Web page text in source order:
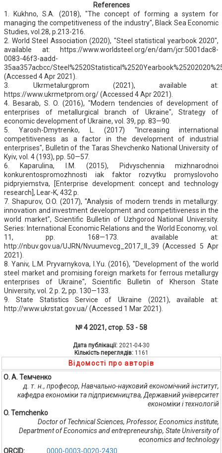
References
1. Kukhno, S.A. (2018), "The concept of forming a system for
managing the competitiveness of the industry", Black Sea Economic
Studies, vol.28, p.213-216.
2. World Steel Association (2020), "Steel statistical yearbook 2020",
available at: https://www.worldsteel.org/en/dam/jcr:5001dac8-
0083-46f3-aadd-
35aa357acbcc/
(Accessed 4 Apr 2021).
3. Ukrmetalurgprom (2021), available at:
https://www.ukrmetprom.org/ (Accessed 4 Apr 2021).
4. Besarab, S. O. (2016), "Modern tendencies of development of
enterprises of metallurgical branch of Ukraine", Strategy of
economic development of Ukraine, vol. 39, pp. 83—90.
5. Yarosh-Dmytrenko, L. (2017) "Increasing international
competitiveness as a factor in the development of industrial
enterprises", Bulletin of the Taras Shevchenko National University of
Kyiv, vol. 4 (193), pp. 50—57.
6. Kaparulina, І.М. (2015), Pidvyschennia mizhnarodnoi
konkurentospromozhnosti iak faktor rozvytku promyslovoho
pidpryiemstva, [Enterprise development: concept and technology
research], Lear-K, 432 p.
7. Shapurov, O.O. (2017), "Analysis of modern trends in metallurgy:
innovation and investment development and competitiveness in the
world market", Scientific Bulletin of Uzhgorod National University.
Series: International Economic Relations and the World Economy, vol.
11, pp. 168—173. available at:
http://nbuv.gov.ua/UJRN/Nvuumevcg_2017_ll_39 (Accessed 5 Apr
2021).
8. Yaniv, L.M. Pryvarnykova, I.Yu. (2016), "Development of the world
steel market and promising foreign markets for ferrous metallurgy
enterprises of Ukraine", Scientific Bulletin of Kherson State
University, vol. 2 p. 2, pp. 130—133.
9. State Statistics Service of Ukraine (2021), available at:
http://www.ukrstat.gov.ua/ (Accessed 1 Mar 2021).
№ 4 2021, стор. 53 - 58
Дата публікації: 2021-04-30
Кількість переглядів: 1161
Відомості про авторів
О. А. Темченко
д. т. н., професор, Навчально-науковий економічний інститут,
кафедра економіки та підприємництва, Державний університет
економіки і технологій
O. Temchenko
Doctor of Technical Sciences, Professor, Economics institute,
Department of Economics and entrepreneurship, State University of
economics and technology
ORCID:
0000-0003-0020-2430